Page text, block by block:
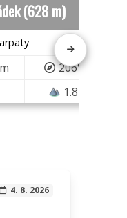
(628 m)
206°
1.8
4. 8. 2026